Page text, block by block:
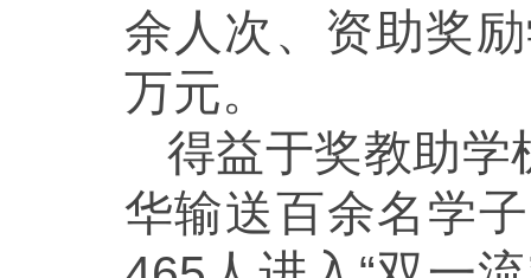
余人次、资助奖
万元。
得益于奖教助学
华输送百余名学